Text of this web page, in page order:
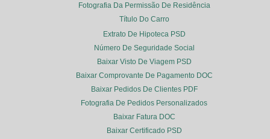
Fotografia Da Permissão De Residência
Título Do Carro
Extrato De Hipoteca PSD
Número De Seguridade Social
Baixar Visto De Viagem PSD
Baixar Comprovante De Pagamento DOC
Baixar Pedidos De Clientes PDF
Fotografia De Pedidos Personalizados
Baixar Fatura DOC
Baixar Certificado PSD